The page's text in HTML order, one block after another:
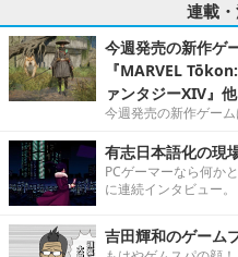
連載
今週発売の新作ゲ
『MARVEL
ァンタジーXIV』他
今週発売の新作ゲーム
有志日本語化の現
PCゲーマーなら何か
に連続インタビュー。
吉田輝和のゲーム